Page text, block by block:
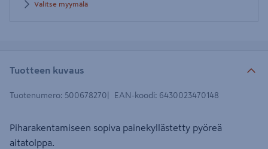
Valitse myymälä
Tuotteen kuvaus
Tuotenumero: 500678270 EAN-koodi: 6430023470148
Piharakentamiseen sopiva painekyllästetty pyöreä
aitatolppa.